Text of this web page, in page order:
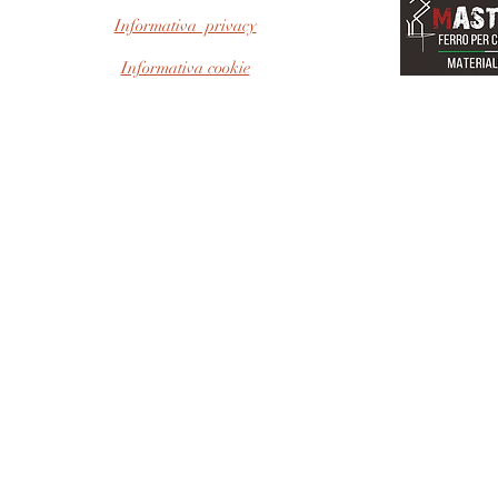
Informativa privacy
Informativa cookie